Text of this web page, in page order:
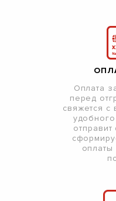
Оплата
перед
свяжется с